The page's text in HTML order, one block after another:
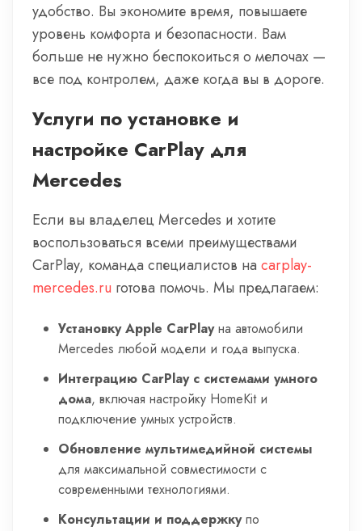
удобство. Вы экономите время, повышаете
уровень комфорта и безопасности. Вам
больше не нужно беспокоиться о мелочах —
все под контролем, даже когда вы в дороге.
Услуги по установке и
настройке CarPlay для
Mercedes
Если вы владелец Mercedes и хотите
воспользоваться всеми преимуществами
CarPlay, команда специалистов на carplay-
mercedes.ru готова помочь. Мы предлагаем:
Установку Apple CarPlayна автомобили
Mercedes любой модели и года выпуска.
Интеграцию CarPlay с системами умного
дома, включая настройку HomeKit и
подключение умных устройств.
Обновление мультимедийной системы
для максимальной совместимости с
современными технологиями.
Консультации и поддержкупо